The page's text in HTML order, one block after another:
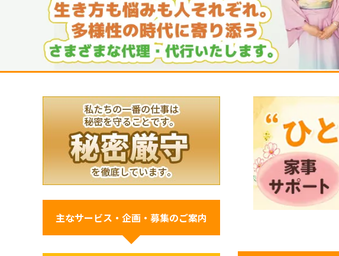
主なサービス・企画・募集のご案内